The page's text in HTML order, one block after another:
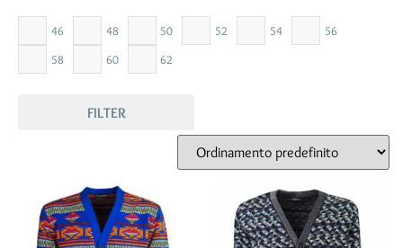
46 48 50 52 54
56
58
60 62
FILTER